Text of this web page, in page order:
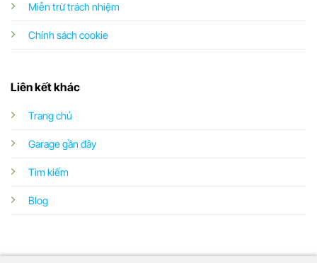
Miễn trừ trách nhiệm
Chính sách cookie
Liên kết khác
Trang chủ
Garage gần đây
Tìm kiếm
Blog